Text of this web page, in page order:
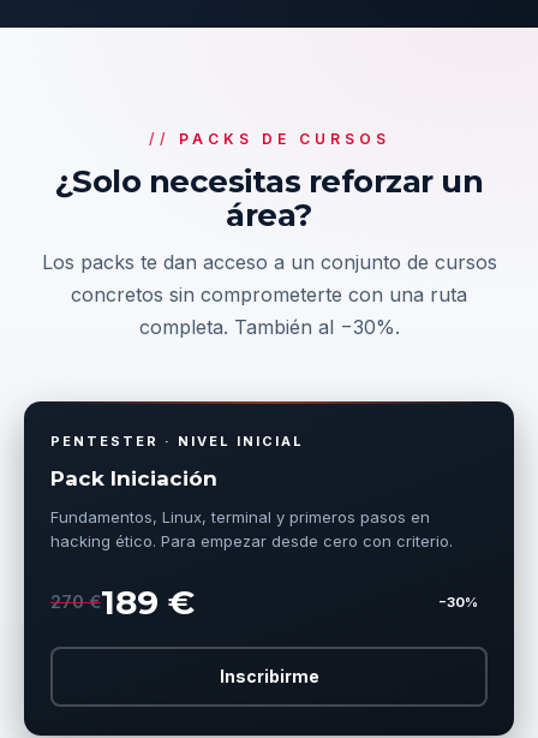
PACKS DE CURSOS
¿Solo necesitas reforzar un
área?
Los packs te dan acceso a un conjunto de cursos
concretos sin comprometerte con una ruta
completa. También al −30%.
PENTESTER · NIVEL INICIAL
Pack Iniciación
Fundamentos, Linux, terminal y primeros pasos en
hacking ético. Para empezar desde cero con criterio.
270 €189 € −30%
Inscribirme